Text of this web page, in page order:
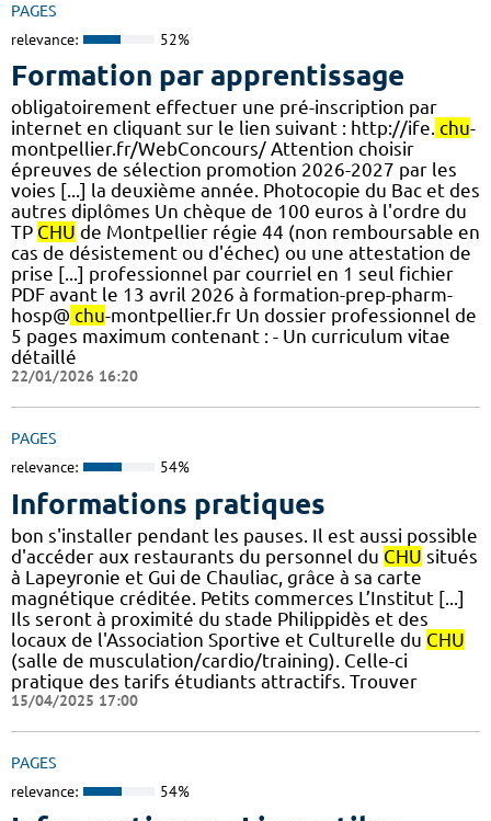
PAGES
relevance: 52%
Formation par apprentissage
obligatoirement effectuer une pré-inscription par
internet en cliquant sur le lien suivant : http://ife. chu-
montpellier.fr/WebConcours/ Attention choisir
épreuves de sélection promotion 2026-2027 par les
voies [...] la deuxième année. Photocopie du Bac et des
autres diplômes Un chèque de 100 euros à l'ordre du
TP CHU de Montpellier régie 44 (non remboursable en
cas de désistement ou d'échec) ou une attestation de
prise [...] professionnel par courriel en 1 seul fichier
PDF avant le 13 avril 2026 à formation-prep-pharm-
hosp@ chu-montpellier.fr Un dossier professionnel de
5 pages maximum contenant : - Un curriculum vitae
détaillé
22/01/2026 16:20
PAGES
relevance: 54%
Informations pratiques
bon s'installer pendant les pauses. Il est aussi possible
d'accéder aux restaurants du personnel du CHU situés
à Lapeyronie et Gui de Chauliac, grâce à sa carte
magnétique créditée. Petits commerces L’Institut [...]
Ils seront à proximité du stade Philippidès et des
locaux de l'Association Sportive et Culturelle du CHU
(salle de musculation/cardio/training). Celle-ci
pratique des tarifs étudiants attractifs. Trouver
15/04/2025 17:00
PAGES
relevance: 54%